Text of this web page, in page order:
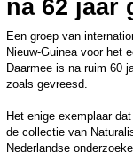
na 62 jaar
Een groep van
Nieuw-Guinea voor het
Daarmee is na ruim 60
zoals gevreesd.
Het enige exemplaar
de collectie van
Nederlandse